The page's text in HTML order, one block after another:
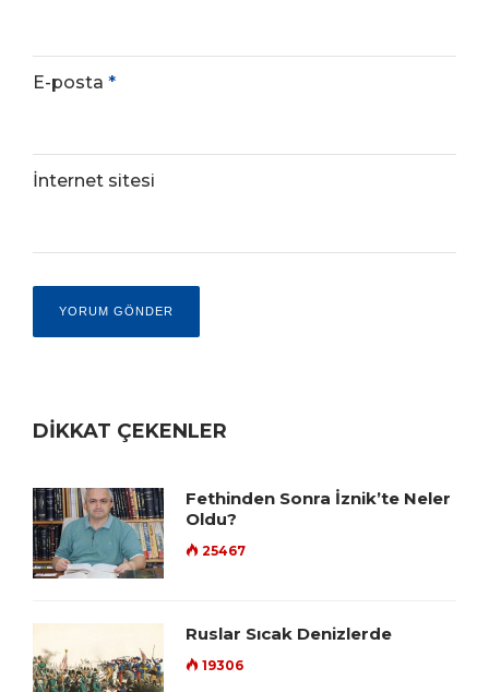
E-posta *
İnternet sitesi
DİKKAT ÇEKENLER
Fethinden Sonra İznik’te Neler
Oldu?
25467
Ruslar Sıcak Denizlerde
19306